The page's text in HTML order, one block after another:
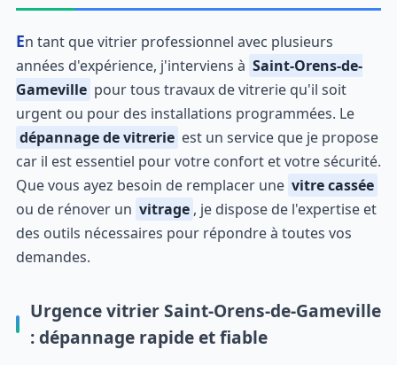
En tant que vitrier professionnel avec plusieurs
années d'expérience, j'interviens à Saint-Orens-de-
Gameville pour tous travaux de vitrerie qu'il soit
urgent ou pour des installations programmées. Le
dépannage de vitrerie est un service que je propose
car il est essentiel pour votre confort et votre sécurité.
Que vous ayez besoin de remplacer une vitre cassée
ou de rénover un vitrage , je dispose de l'expertise et
des outils nécessaires pour répondre à toutes vos
demandes.
Urgence vitrier Saint-Orens-de-Gameville
: dépannage rapide et fiable